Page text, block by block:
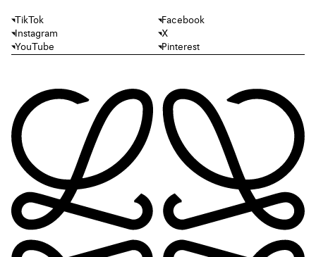
TikTok
Facebook
Instagram
X
YouTube
Pinterest